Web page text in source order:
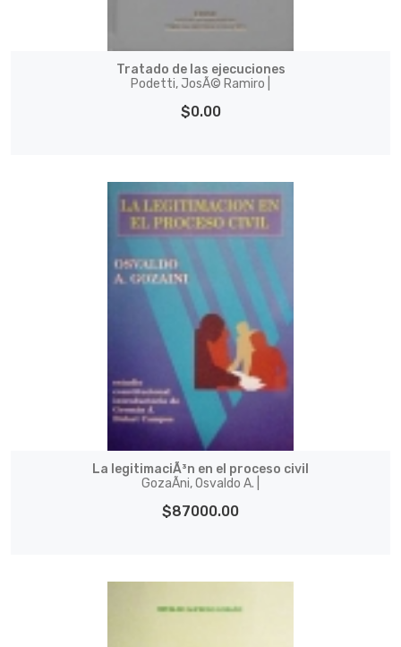
Tratado de las ejecuciones
Podetti, JosÃ© Ramiro |
$0.00
La legitimaciÃ³n en el proceso civil
GozaÃ­ni, Osvaldo A. |
$87000.00